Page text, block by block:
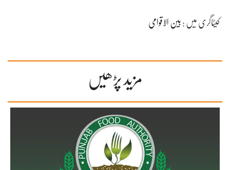
کیٹاگری میں : بین الاقوامی
مزید پڑھیں